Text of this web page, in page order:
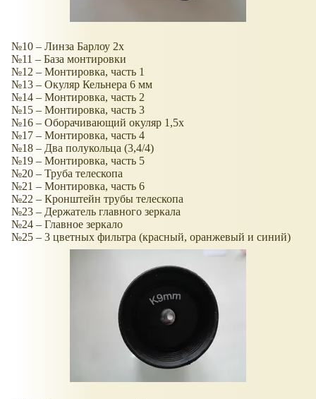
№10 – Линза Барлоу 2х
№11 – База монтировки
№12 – Монтировка, часть 1
№13 – Окуляр Кельнера 6 мм
№14 – Монтировка, часть 2
№15 – Монтировка, часть 3
№16 – Оборачивающий окуляр 1,5х
№17 – Монтировка, часть 4
№18 – Два полукольца (3,4/4)
№19 – Монтировка, часть 5
№20 – Труба телескопа
№21 – Монтировка, часть 6
№22 – Кронштейн трубы телескопа
№23 – Держатель главного зеркала
№24 – Главное зеркало
№25 – 3 цветных фильтра (красный, оранжевый и синий)